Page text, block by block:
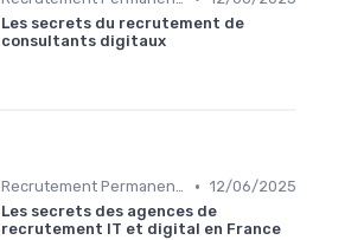
Les secrets du recrutement de
consultants digitaux
Recrutement Permanent et Temporaire • 12/06/2025
Les secrets des agences de
recrutement IT et digital en France